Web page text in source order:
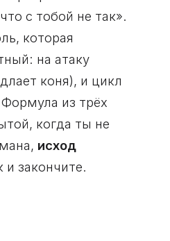
с тобой не так».
которая
на атаку
коня), и цикл
Формула из трёх
когда ты не
исход
и закончите.